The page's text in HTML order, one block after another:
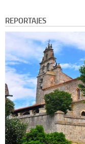
REPORTAJES